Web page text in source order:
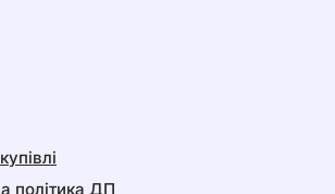
політика ДП